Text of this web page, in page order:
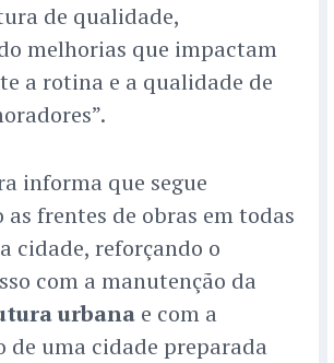
de qualidade,
melhorias que impactam
a rotina e a qualidade de
informa que segue
frentes de obras em todas
cidade, reforçando o
com a manutenção da
urbana e com a
de uma cidade preparada